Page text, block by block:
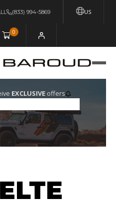
US
(833) 994-5869
0
EXCLUSIVEoffers